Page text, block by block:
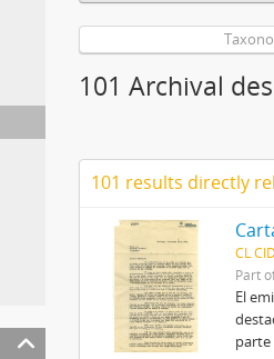
101 Archival
101 results directly
CL
Part
El
parte